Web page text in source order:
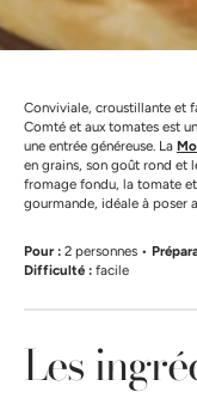
Conviviale, croustillante et
Comté et aux tomates est
une entrée généreuse. La
en grains, son goût rond et
fromage fondu, la tomate
gourmande, idéale à poser
Pour : 2 personnes •
Difficulté : facile
Les